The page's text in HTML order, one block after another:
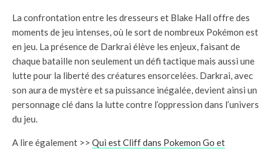
La confrontation entre les dresseurs et Blake Hall offre des
moments de jeu intenses, où le sort de nombreux Pokémon est
en jeu. La présence de Darkrai élève les enjeux, faisant de
chaque bataille non seulement un défi tactique mais aussi une
lutte pour la liberté des créatures ensorcelées. Darkrai, avec
son aura de mystère et sa puissance inégalée, devient ainsi un
personnage clé dans la lutte contre l’oppression dans l’univers
du jeu.
A lire également >> Qui est Cliff dans Pokemon Go et